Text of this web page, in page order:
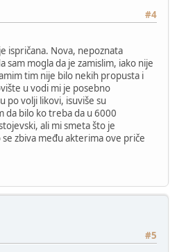
#4
ispričana. Nova, nepoznata
sam mogla da je zamislim, iako nije
tim nije bilo nekih propusta i
u vodi mi je posebno
po volji likovi, isuviše su
da bilo ko treba da u 6000
ali mi smeta što je
zbiva među akterima ove priče
#5